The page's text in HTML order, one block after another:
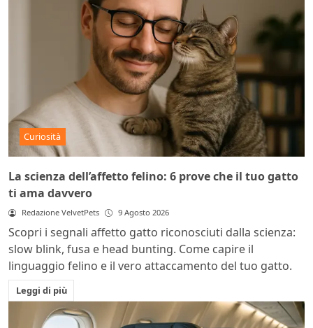
Curiosità
La scienza dell’affetto felino: 6 prove che il tuo gatto
ti ama davvero
Redazione VelvetPets 9 Agosto 2026
Scopri i segnali affetto gatto riconosciuti dalla scienza:
slow blink, fusa e head bunting. Come capire il
linguaggio felino e il vero attaccamento del tuo gatto.
Leggi di più